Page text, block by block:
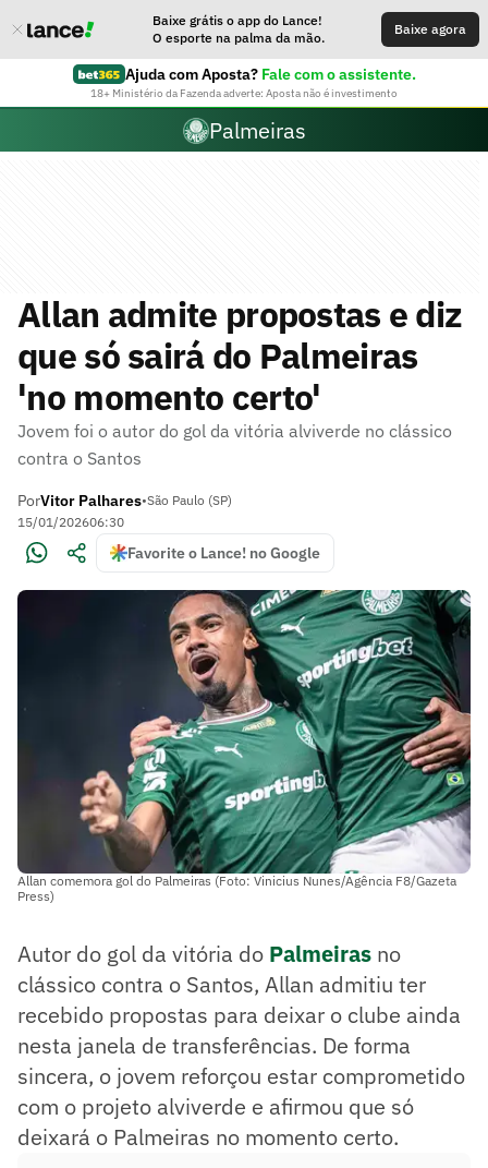
Baixe grátis o app do Lance!
O esporte na palma da mão.
Baixe agora
Ajuda com Aposta? Fale com o assistente.
18+ Ministério da Fazenda adverte: Aposta não é investimento
Palmeiras
Allan admite propostas e diz
que só sairá do Palmeiras
'no momento certo'
Jovem foi o autor do gol da vitória alviverde no clássico
contra o Santos
PorVitor Palhares•São Paulo (SP)
15/01/202606:30
Favorite o Lance! no Google
Allan comemora gol do Palmeiras (Foto: Vinicius Nunes/Agência F8/Gazeta
Press)
Autor do gol da vitória do Palmeiras no
clássico contra o Santos, Allan admitiu ter
recebido propostas para deixar o clube ainda
nesta janela de transferências. De forma
sincera, o jovem reforçou estar comprometido
com o projeto alviverde e afirmou que só
deixará o Palmeiras no momento certo.